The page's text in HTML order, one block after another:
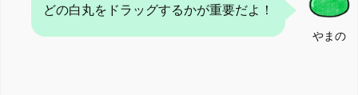
やまの
どの白丸をドラッグするかが重要だよ！